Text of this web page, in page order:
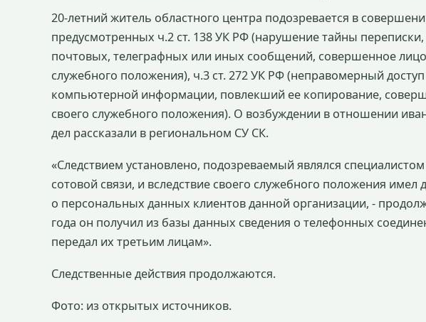
20-летний житель областного центра подозревается в
предусмотренных ч.2 ст. 138 УК РФ (нарушение тайны
почтовых, телеграфных или иных сообщений, совершенное
служебного положения), ч.3 ст. 272 УК РФ (неправомерный
компьютерной информации, повлекший ее копирование,
своего служебного положения). О возбуждении в отношении
дел рассказали в региональном СУ СК.
«Следствием установлено, подозреваемый являлся
сотовой связи, и вследствие своего служебного положения
о персональных данных клиентов данной организации, -
года он получил из базы данных сведения о телефонных
передал их третьим лицам».
Следственные действия продолжаются.
Фото: из открытых источников.